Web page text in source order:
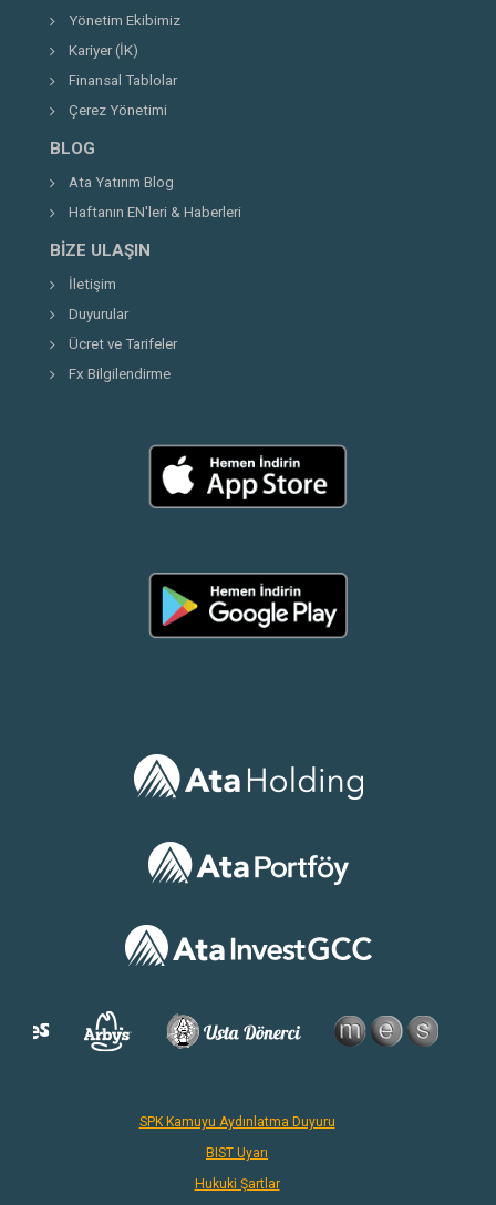
Yönetim Ekibimiz
Kariyer (İK)
Finansal Tablolar
Çerez Yönetimi
BLOG
Ata Yatırım Blog
Haftanın EN'leri & Haberleri
BIZE ULAŞIN
İletişim
Duyurular
Ücret ve Tarifeler
Fx Bilgilendirme
SPK Kamuyu Aydınlatma Duyuru
BIST Uyarı
Hukuki Şartlar